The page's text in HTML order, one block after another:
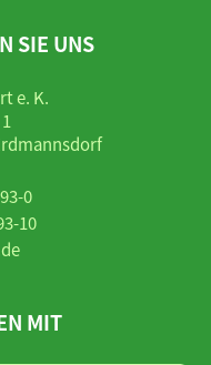
SIE UNS
e. K.
0
10
MIT